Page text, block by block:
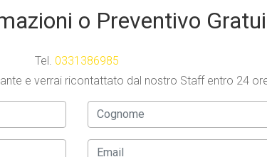
o Preventivo
Tel. 0331386985
e verrai ricontattato dal nostro Staff entro 24